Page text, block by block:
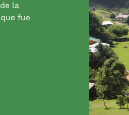
la
fue